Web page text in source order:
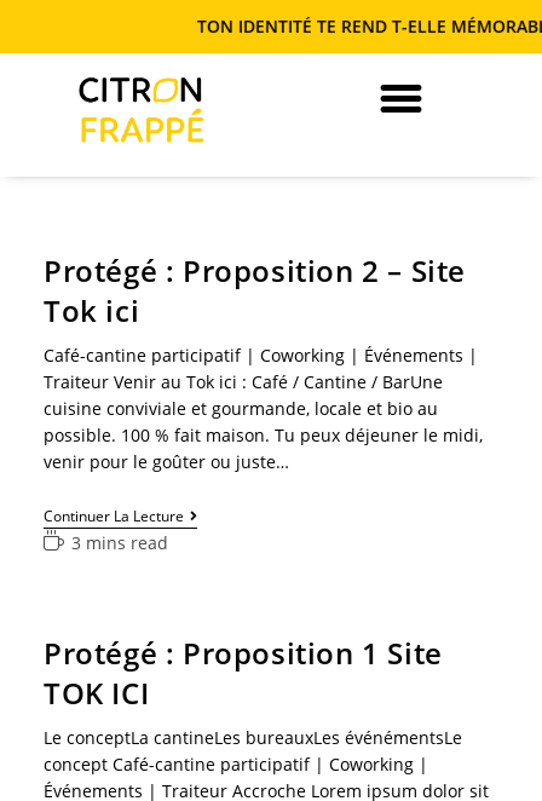
TON IDENTITÉ TE REND T-ELLE
Protégé : Proposition 2 – Site
Tok ici
Café-cantine participatif | Coworking | Événements |
Traiteur Venir au Tok ici : Café / Cantine / BarUne
cuisine conviviale et gourmande, locale et bio au
possible. 100 % fait maison. Tu peux déjeuner le midi,
venir pour le goûter ou juste…
Continuer La Lecture
3 mins read
Protégé : Proposition 1 Site
TOK ICI
Le conceptLa cantineLes bureauxLes événémentsLe
concept Café-cantine participatif | Coworking |
Événements | Traiteur Accroche Lorem ipsum dolor sit